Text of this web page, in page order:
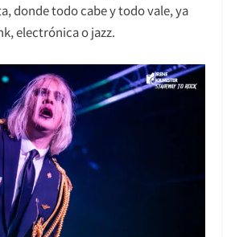
donde todo cabe y todo vale, ya
electrónica o jazz.